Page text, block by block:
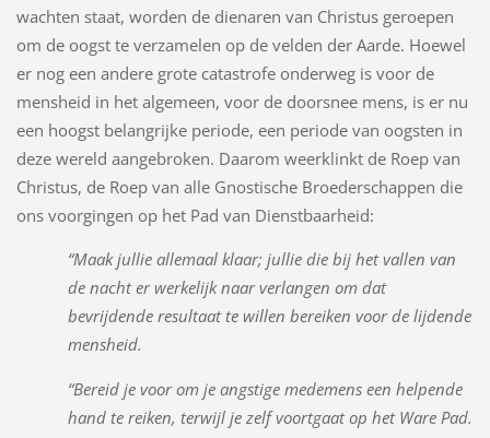
wachten staat, worden de dienaren van Christus geroepen
om de oogst te verzamelen op de velden der Aarde. Hoewel
er nog een andere grote catastrofe onderweg is voor de
mensheid in het algemeen, voor de doorsnee mens, is er nu
een hoogst belangrijke periode, een periode van oogsten in
deze wereld aangebroken. Daarom weerklinkt de Roep van
Christus, de Roep van alle Gnostische Broederschappen die
ons voorgingen op het Pad van Dienstbaarheid:
“Maak jullie allemaal klaar; jullie die bij het vallen van
de nacht er werkelijk naar verlangen om dat
bevrijdende resultaat te willen bereiken voor de lijdende
mensheid.
“Bereid je voor om je angstige medemens een helpende
hand te reiken, terwijl je zelf voortgaat op het Ware Pad.